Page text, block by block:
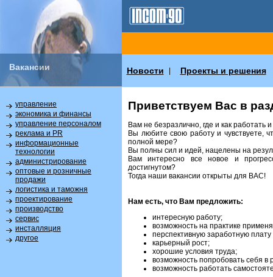
Вакансии Новости Проекты и решения
управление
экономика и финансы
управление персоналом
реклама и PR
информационные
технологии
администрирование
оптовые и розничные
продажи
логистика и таможня
проектирование
производство
сервис
инсталляция
другое
Приветствуем Вас в
Вам не безразлично, где и как работать
Вы любите свою работу и чувствуете,
полной мере?
Вы полны сил и идей, нацелены на
Вам интересно все новое и
достигнутом?
Тогда наши вакансии открыты для ВАС!
Нам есть, что Вам предложить:
интересную работу;
возможность на практике
перспективную заработную плату
карьерный рост;
хорошие условия труда;
возможность попробовать себя в
возможность работать